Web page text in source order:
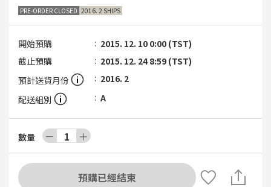
PRE-ORDER CLOSED 2016. 2 SHIPS
開始預購
2015. 12. 10 0:00 (TST)
截止預購
2015. 12. 24 8:59 (TST)
預計送貨月份
2016. 2
配送組別
A
數量 － 1 ＋
預購已經結束